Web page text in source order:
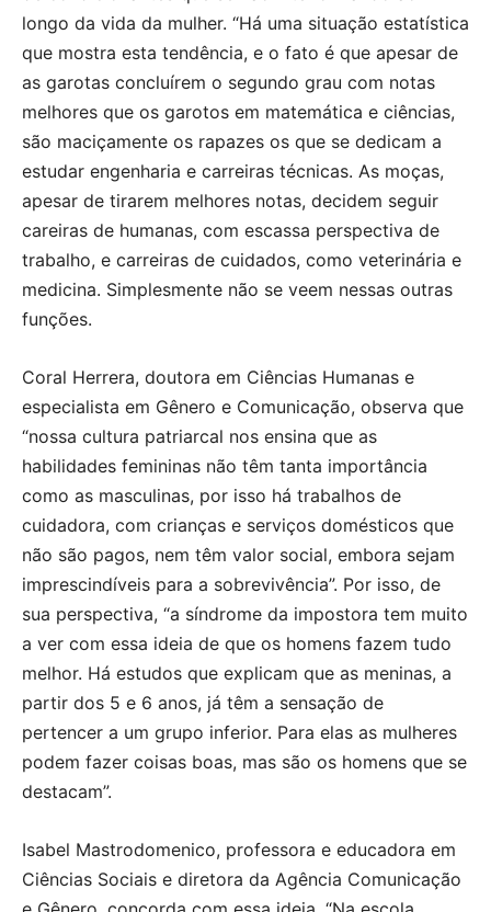
longo da vida da mulher. “Há uma situação estatística
que mostra esta tendência, e o fato é que apesar de
as garotas concluírem o segundo grau com notas
melhores que os garotos em matemática e ciências,
são maciçamente os rapazes os que se dedicam a
estudar engenharia e carreiras técnicas. As moças,
apesar de tirarem melhores notas, decidem seguir
careiras de humanas, com escassa perspectiva de
trabalho, e carreiras de cuidados, como veterinária e
medicina. Simplesmente não se veem nessas outras
funções.
Coral Herrera, doutora em Ciências Humanas e
especialista em Gênero e Comunicação, observa que
“nossa cultura patriarcal nos ensina que as
habilidades femininas não têm tanta importância
como as masculinas, por isso há trabalhos de
cuidadora, com crianças e serviços domésticos que
não são pagos, nem têm valor social, embora sejam
imprescindíveis para a sobrevivência”. Por isso, de
sua perspectiva, “a síndrome da impostora tem muito
a ver com essa ideia de que os homens fazem tudo
melhor. Há estudos que explicam que as meninas, a
partir dos 5 e 6 anos, já têm a sensação de
pertencer a um grupo inferior. Para elas as mulheres
podem fazer coisas boas, mas são os homens que se
destacam”.
Isabel Mastrodomenico, professora e educadora em
Ciências Sociais e diretora da Agência Comunicação